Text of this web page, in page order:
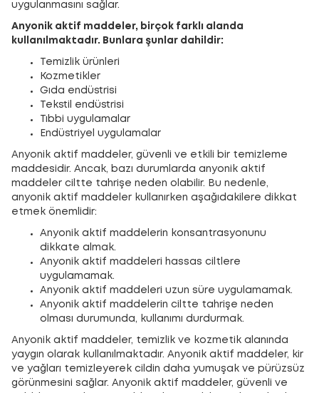
uygulanmasını sağlar.
Anyonik aktif maddeler, birçok farklı alanda
kullanılmaktadır. Bunlara şunlar dahildir:
Temizlik ürünleri
Kozmetikler
Gıda endüstrisi
Tekstil endüstrisi
Tıbbi uygulamalar
Endüstriyel uygulamalar
Anyonik aktif maddeler, güvenli ve etkili bir temizleme
maddesidir. Ancak, bazı durumlarda anyonik aktif
maddeler ciltte tahrişe neden olabilir. Bu nedenle,
anyonik aktif maddeler kullanırken aşağıdakilere dikkat
etmek önemlidir:
Anyonik aktif maddelerin konsantrasyonunu
dikkate almak.
Anyonik aktif maddeleri hassas ciltlere
uygulamamak.
Anyonik aktif maddeleri uzun süre uygulamamak.
Anyonik aktif maddelerin ciltte tahrişe neden
olması durumunda, kullanımı durdurmak.
Anyonik aktif maddeler, temizlik ve kozmetik alanında
yaygın olarak kullanılmaktadır. Anyonik aktif maddeler, kir
ve yağları temizleyerek cildin daha yumuşak ve pürüzsüz
görünmesini sağlar. Anyonik aktif maddeler, güvenli ve